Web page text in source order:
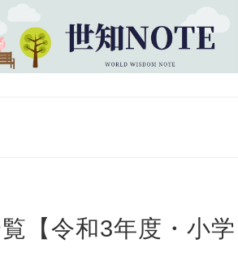
【令和3年度・小学